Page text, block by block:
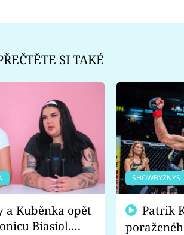
SI TAKÉ
a Kuběnka opět
Biasiol.
SHOWBYZNYS